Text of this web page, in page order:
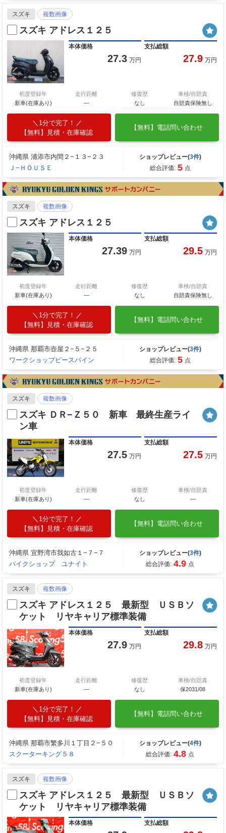
スズキ 複数画像
スズキ アドレス１２５
本体価格
27.3 万円
支払総額
27.9 万円
初度登録年
新車(在庫あり)
走行距離
―
修復歴
なし
車検/自賠責
自賠責保険無し
1分で完了！
【無料】見積・在庫確認
【無料】電話問い合わせ
沖縄県 浦添市内間２−１３−２３
Ｊ−ＨＯＵＳＥ
ショップレビュー(3件)
総合評価: 5 点
スズキ 複数画像
スズキ アドレス１２５
本体価格
27.39 万円
支払総額
29.5 万円
初度登録年
新車(在庫あり)
走行距離
―
修復歴
なし
車検/自賠責
自賠責保険無し
1分で完了！
【無料】見積・在庫確認
【無料】電話問い合わせ
沖縄県 那覇市壺屋２−５−２５
ワークショップピースパイン
ショップレビュー(3件)
総合評価: 5 点
スズキ 複数画像
スズキ ＤＲ−Ｚ５０ 新車 最終生産ライ
ン車
本体価格
27.5 万円
支払総額
27.5 万円
初度登録年
新車(在庫あり)
走行距離
―
修復歴
なし
車検/自賠責
―
1分で完了！
【無料】見積・在庫確認
【無料】電話問い合わせ
沖縄県 宜野湾市我如古１−７−７
バイクショップ ユナイト
ショップレビュー(3件)
総合評価: 4.9 点
スズキ 複数画像
スズキ アドレス１２５ 最新型 ＵＳＢソ
ケット リヤキャリア標準装備
本体価格
27.9 万円
支払総額
29.8 万円
初度登録年
新車(在庫あり)
走行距離
―
修復歴
なし
車検/自賠責
保2031/08
1分で完了！
【無料】見積・在庫確認
【無料】電話問い合わせ
沖縄県 那覇市繁多川１丁目２−５０
スクーターキング５８
ショップレビュー(4件)
総合評価: 4.8 点
スズキ 複数画像
スズキ アドレス１２５ 最新型 ＵＳＢソ
ケット リヤキャリア標準装備
本体価格 支払総額